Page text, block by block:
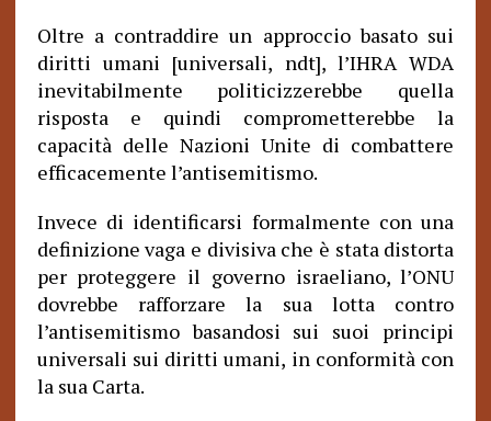
Oltre a contraddire un approccio basato sui
diritti umani [universali, ndt], l’IHRA WDA
inevitabilmente politicizzerebbe quella
risposta e quindi comprometterebbe la
capacità delle Nazioni Unite di combattere
efficacemente l’antisemitismo.
Invece di identificarsi formalmente con una
definizione vaga e divisiva che è stata distorta
per proteggere il governo israeliano, l’ONU
dovrebbe rafforzare la sua lotta contro
l’antisemitismo basandosi sui suoi principi
universali sui diritti umani, in conformità con
la sua Carta.